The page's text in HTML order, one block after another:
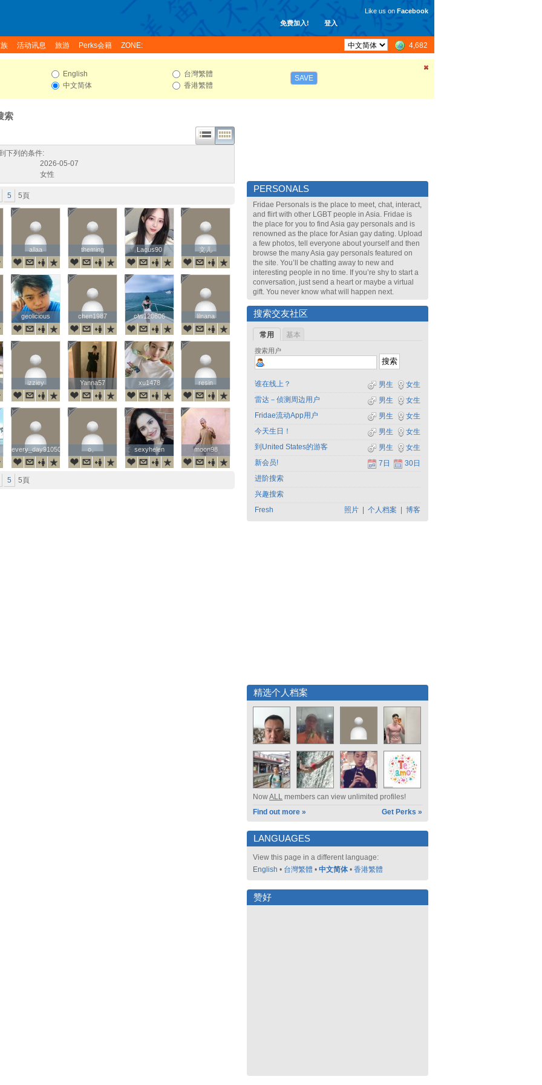
免费加入! 登入
Like us on Facebook
活动讯息 旅游 Perks会籍 ZONE: 4,682
English
中文简体
台灣繁體
香港繁體
SAVE
索
下列的条件:
2026-05-07
女性
5 5頁
allaa
allaa theming
theming Lacus90
Lacus90 文儿
文儿
geolicious
geolicious chen1987
chen1987 clw120806
clw120806 lilnana
lilnana
izziey
izziey Yanna57
Yanna57 xu1478
xu1478 resin
resin
every_day910507
every_day910507 o。
o。 sexyhelen
sexyhelen moon98
moon98
5 5頁
PERSONALS
Fridae Personals is the place to meet, chat, interact,
and flirt with other LGBT people in Asia. Fridae is
the place for you to find Asia gay personals and is
renowned as the place for Asian gay dating. Upload
a few photos, tell everyone about yourself and then
browse the many Asia gay personals featured on
the site. You’ll be chatting away to new and
interesting people in no time. If you’re shy to start a
conversation, just send a heart or maybe a virtual
gift. You never know what will happen next.
搜索交友社区
常用 基本
搜索用户
谁在线上？ 女生
男生
雷达－侦测周边用户
女生
男生
Fridae流动App用户
女生
男生
今天生日！
女生
男生
到United States的游客
女生
男生
新会员!
30日
7日
进阶搜索
兴趣搜索
Fresh
照片 个人档案 博客
精选个人档案
NowALL members can view unlimited profiles!
Find out more »
Get Perks »
LANGUAGES
View this page in a different language:
English • 台灣繁體 • 中文简体 • 香港繁體
赞好